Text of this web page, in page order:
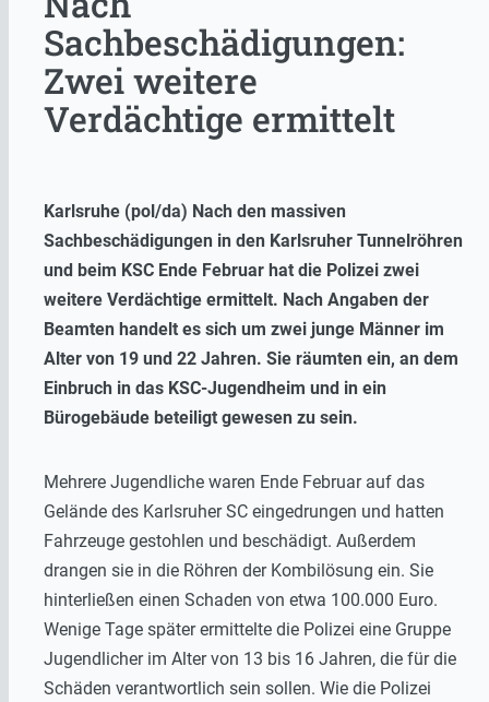
Sachbeschädigungen:
Zwei weitere
Verdächtige ermittelt
Karlsruhe (pol/da) Nach den massiven
Sachbeschädigungen in den Karlsruher Tunnelröhren
und beim KSC Ende Februar hat die Polizei zwei
weitere Verdächtige ermittelt. Nach Angaben der
Beamten handelt es sich um zwei junge Männer im
Alter von 19 und 22 Jahren. Sie räumten ein, an dem
Einbruch in das KSC-Jugendheim und in ein
Bürogebäude beteiligt gewesen zu sein.
Mehrere Jugendliche waren Ende Februar auf das
Gelände des Karlsruher SC eingedrungen und hatten
Fahrzeuge gestohlen und beschädigt. Außerdem
drangen sie in die Röhren der Kombilösung ein. Sie
hinterließen einen Schaden von etwa 100.000 Euro.
Wenige Tage später ermittelte die Polizei eine Gruppe
Jugendlicher im Alter von 13 bis 16 Jahren, die für die
Schäden verantwortlich sein sollen. Wie die Polizei